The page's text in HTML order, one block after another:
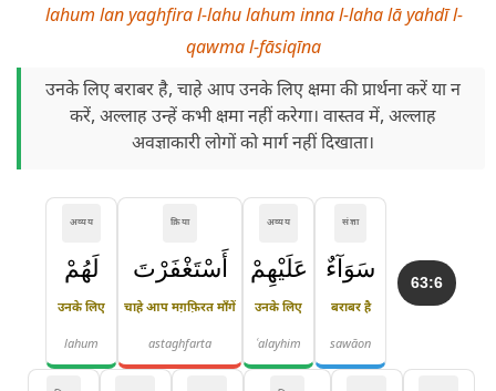
lahum lan yaghfira l-lahu lahum inna l-laha lā yahdī l-
qawma l-fāsiqīna
उनके लिए बराबर है, चाहे आप उनके लिए क्षमा की प्रार्थना करें या न
करें, अल्लाह उन्हें कभी क्षमा नहीं करेगा। वास्तव में, अल्लाह
अवज्ञाकारी लोगों को मार्ग नहीं दिखाता।
63:6
संज्ञा
سَوَآءٌ
बराबर है
sawāon
अव्यय
عَلَيْهِمْ
उनके लिए
ʿalayhim
क्रिया
أَسْتَغْفَرْتَ
चाहे आप मग़फ़िरत माँगें
astaghfarta
अव्यय
لَهُمْ
उनके लिए
lahum